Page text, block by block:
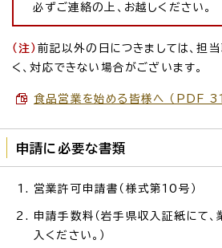
必ずご連絡の上、お越しください。
（注） 前記以外の日につきましては、担
く、対応できない場合がございます。
食品営業を始める皆様へ （PDF
申請に必要な書類
営業許可申請書（様式第10号）
申請手数料（岩手県収入証紙にて
入ください。）